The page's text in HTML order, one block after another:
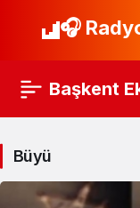
🎧
Başkent
Büyü